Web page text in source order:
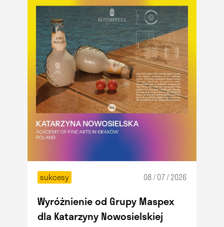
sukcesy 08 / 07 / 2026
Wyróżnienie od Grupy Maspex
dla Katarzyny Nowosielskiej